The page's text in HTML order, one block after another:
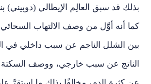
كما أنه أوَّل من وصف الالتهاب
بين الشلل الناجم عن سبب داخلي في
الناتج عن سبب خارجي، ووصف السكتة